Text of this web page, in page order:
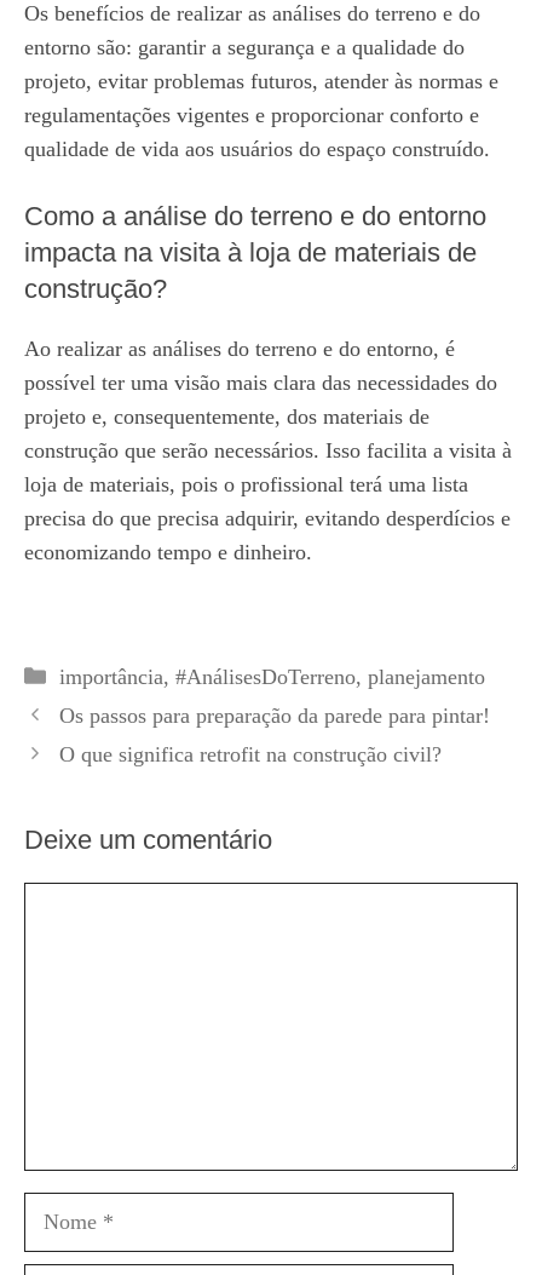
Os benefícios de realizar as análises do terreno e do
entorno são: garantir a segurança e a qualidade do
projeto, evitar problemas futuros, atender às normas e
regulamentações vigentes e proporcionar conforto e
qualidade de vida aos usuários do espaço construído.
Como a análise do terreno e do entorno
impacta na visita à loja de materiais de
construção?
Ao realizar as análises do terreno e do entorno, é
possível ter uma visão mais clara das necessidades do
projeto e, consequentemente, dos materiais de
construção que serão necessários. Isso facilita a visita à
loja de materiais, pois o profissional terá uma lista
precisa do que precisa adquirir, evitando desperdícios e
economizando tempo e dinheiro.
Categorias
importância, #AnálisesDoTerreno, planejamento
Os passos para preparação da parede para pintar!
O que significa retrofit na construção civil?
Deixe um comentário
Nome